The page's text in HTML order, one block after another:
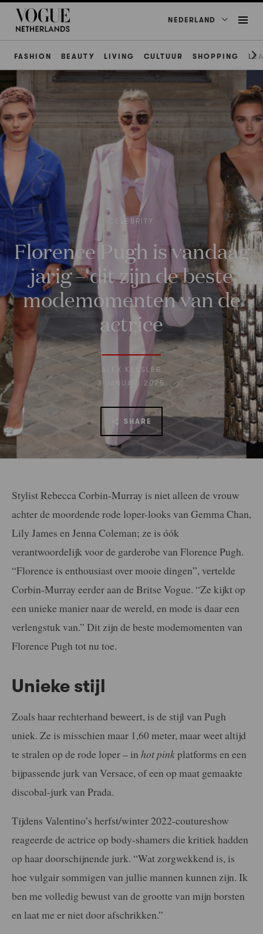
NEDERLAND
FASHION BEAUTY LIVING CULTUUR SHOPPING
CELEBRITY
Florence Pugh is vandaag
jarig – dit zijn de beste
modemomenten van de
actrice
ALEX KESSLER
3 JANUARI 2025
SHARE
Stylist Rebecca Corbin-Murray is niet alleen de vrouw
achter de moordende rode loper-looks van Gemma Chan,
Lily James en Jenna Coleman; ze is óók
verantwoordelijk voor de garderobe van Florence Pugh.
“Florence is enthousiast over mooie dingen”, vertelde
Corbin-Murray eerder aan de Britse Vogue. “Ze kijkt op
een unieke manier naar de wereld, en mode is daar een
verlengstuk van.” Dit zijn de beste modemomenten van
Florence Pugh tot nu toe.
Unieke stijl
Zoals haar rechterhand beweert, is de stijl van Pugh
uniek. Ze is misschien maar 1,60 meter, maar weet altijd
te stralen op de rode loper – in hot pinkplatforms en een
bijpassende jurk van Versace, of een op maat gemaakte
discobal-jurk van Prada.
Tijdens Valentino’s herfst/winter 2022-coutureshow
reageerde de actrice op body-shamers die kritiek hadden
op haar doorschijnende jurk. “Wat zorgwekkend is, is
hoe vulgair sommigen van jullie mannen kunnen zijn. Ik
ben me volledig bewust van de grootte van mijn borsten
en laat me er niet door afschrikken.”